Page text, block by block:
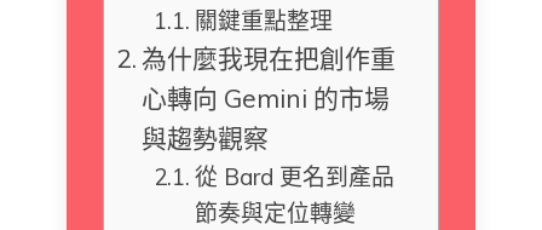
關鍵重點整理
為什麼我現在把創作重
心轉向 Gemini 的市場
與趨勢觀察
從 Bard 更名到產品
節奏與定位轉變